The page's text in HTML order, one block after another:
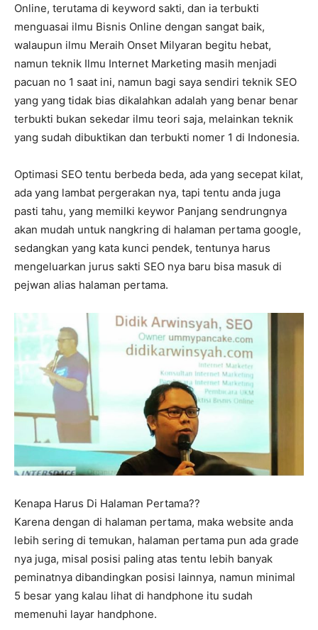
Online, terutama di keyword sakti, dan ia terbukti
menguasai ilmu Bisnis Online dengan sangat baik,
walaupun ilmu Meraih Onset Milyaran begitu hebat,
namun teknik Ilmu Internet Marketing masih menjadi
pacuan no 1 saat ini, namun bagi saya sendiri teknik SEO
yang yang tidak bias dikalahkan adalah yang benar benar
terbukti bukan sekedar ilmu teori saja, melainkan teknik
yang sudah dibuktikan dan terbukti nomer 1 di Indonesia.
Optimasi SEO tentu berbeda beda, ada yang secepat kilat,
ada yang lambat pergerakan nya, tapi tentu anda juga
pasti tahu, yang memilki keywor Panjang sendrungnya
akan mudah untuk nangkring di halaman pertama google,
sedangkan yang kata kunci pendek, tentunya harus
mengeluarkan jurus sakti SEO nya baru bisa masuk di
pejwan alias halaman pertama.
Kenapa Harus Di Halaman Pertama??
Karena dengan di halaman pertama, maka website anda
lebih sering di temukan, halaman pertama pun ada grade
nya juga, misal posisi paling atas tentu lebih banyak
peminatnya dibandingkan posisi lainnya, namun minimal
5 besar yang kalau lihat di handphone itu sudah
memenuhi layar handphone.